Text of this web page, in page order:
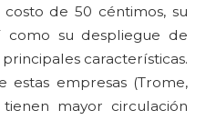
de 50 céntimos, su
su despliegue de
características.
estas empresas (Trome,
mayor circulación